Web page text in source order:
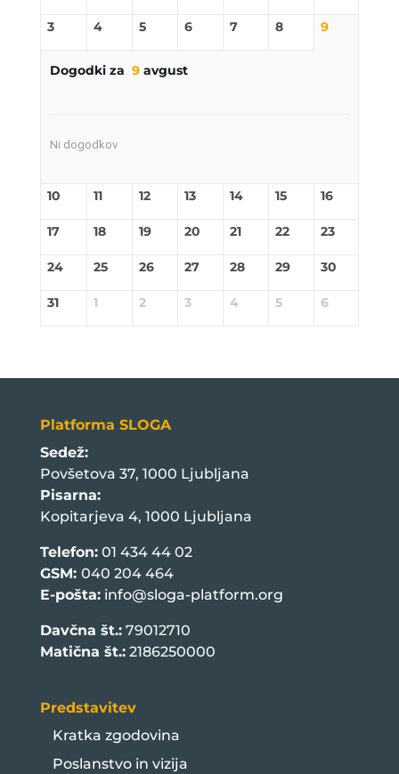
3 4 5 6 7 8 9
Dogodki za 9avgust
Ni dogodkov
10 11 12 13 14 15 16
17 18 19 20 21 22 23
24 25 26 27 28 29 30
31 1 2 3 4 5 6
Platforma SLOGA
Sedež:
Povšetova 37, 1000 Ljubljana
Pisarna:
Kopitarjeva 4, 1000 Ljubljana
Telefon:01 434 44 02
GSM: 040 204 464
E-pošta: info@sloga-platform.org
Davčna št.:79012710
Matična št.:2186250000
Predstavitev
Kratka zgodovina
Poslanstvo in vizija